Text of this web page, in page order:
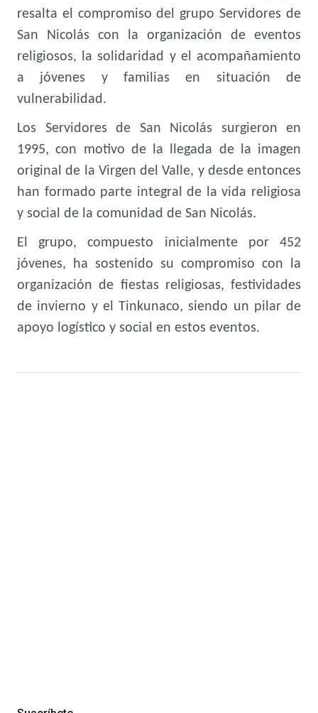
resalta el compromiso del grupo Servidores de
San Nicolás con la organización de eventos
religiosos, la solidaridad y el acompañamiento
a jóvenes y familias en situación de
vulnerabilidad.
Los Servidores de San Nicolás surgieron en
1995, con motivo de la llegada de la imagen
original de la Virgen del Valle, y desde entonces
han formado parte integral de la vida religiosa
y social de la comunidad de San Nicolás.
El grupo, compuesto inicialmente por 452
jóvenes, ha sostenido su compromiso con la
organización de fiestas religiosas, festividades
de invierno y el Tinkunaco, siendo un pilar de
apoyo logístico y social en estos eventos.